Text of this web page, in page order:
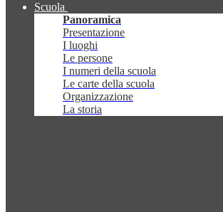
Scuola
Panoramica
Presentazione
I luoghi
Le persone
I numeri della scuola
Le carte della scuola
Organizzazione
La storia